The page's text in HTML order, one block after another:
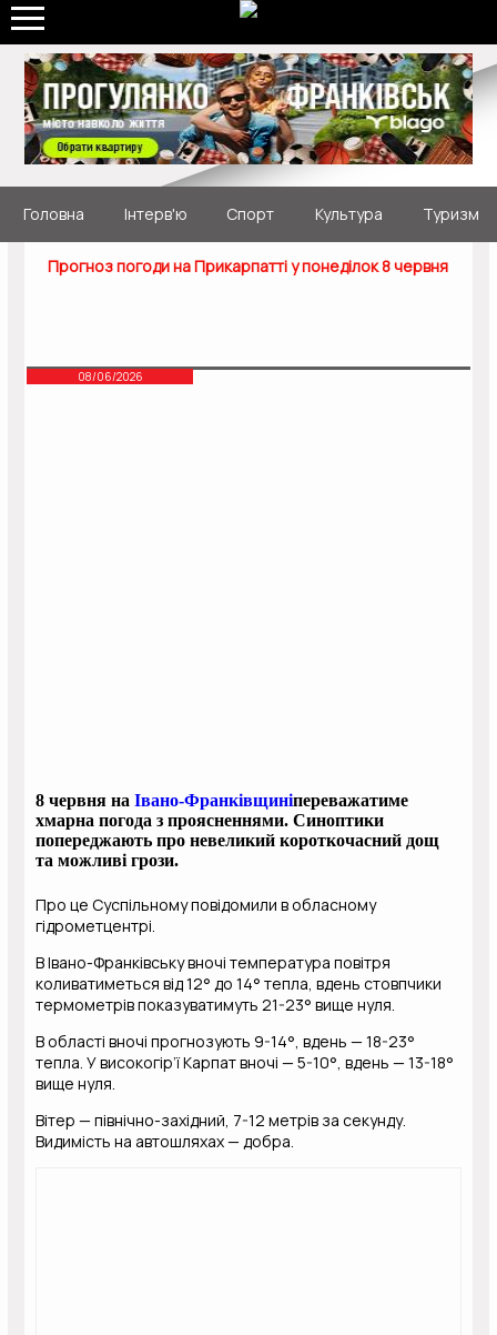
Головна Інтерв'ю Спорт Культура Туризм
Прогноз погоди на Прикарпатті у понеділок 8 червня
08/06/2026
8 червня наІвано-Франківщиніпереважатиме
хмарна погода з проясненнями. Синоптики
попереджають про невеликий короткочасний дощ
та можливі грози.
Про це Суспільному повідомили в обласному
гідрометцентрі.
В Івано-Франківську вночі температура повітря
коливатиметься від 12° до 14° тепла, вдень стовпчики
термометрів показуватимуть 21-23° вище нуля.
В області вночі прогнозують 9-14°, вдень — 18-23°
тепла. У високогір’ї Карпат вночі — 5-10°, вдень — 13-18°
вище нуля.
Вітер — північно-західний, 7-12 метрів за секунду.
Видимість на автошляхах — добра.